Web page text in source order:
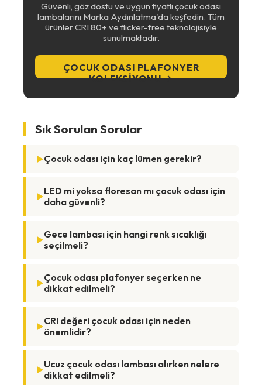
Güvenli, göz dostu ve uygun fiyatlı çocuk odası
lambalarını Marka Aydınlatma'da keşfedin. Tüm
ürünler CRI 80+ ve flicker-free teknolojisiyle
sunulmaktadır.
ÇOCUK ODASI PLAFONYER
KOLEKSIYONU →
Sık Sorulan Sorular
Çocuk odası için kaç lümen gerekir?
LED mi yoksa floresan mı çocuk odası için
daha güvenli?
Gece lambası için hangi renk sıcaklığı
seçilmeli?
Çocuk odası plafonyer seçerken ne
dikkat edilmeli?
CRI değeri çocuk odası için neden
önemlidir?
Ucuz çocuk odası lambası alırken nelere
dikkat edilmeli?